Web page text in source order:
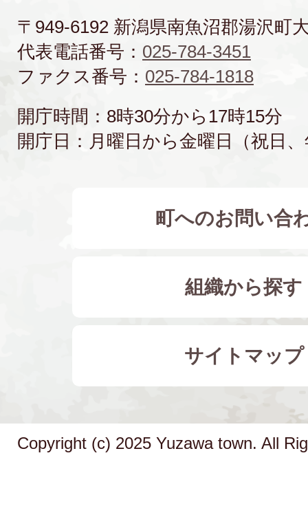
〒949-6192 新潟県南魚沼郡湯沢町
代表電話番号： 025-784-3451
ファクス番号： 025-784-1818
開庁時間：8時30分から17時15分
開庁日：月曜日から金曜日（祝日
町へのお問い合
組織から探す
サイトマップ
Copyright (c) 2025 Yuzawa town. All